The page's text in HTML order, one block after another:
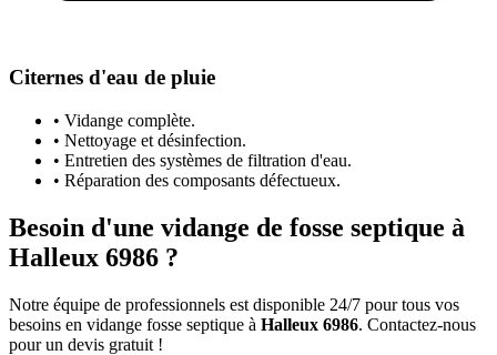
Citernes d'eau de pluie
• Vidange complète.
• Nettoyage et désinfection.
• Entretien des systèmes de filtration d'eau.
• Réparation des composants défectueux.
Besoin d'une vidange de fosse septique à
Halleux 6986 ?
Notre équipe de professionnels est disponible 24/7 pour tous vos
besoins en vidange fosse septique à Halleux 6986. Contactez-nous
pour un devis gratuit !